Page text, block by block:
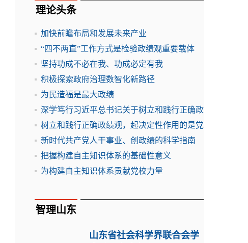
理论头条
加快前瞻布局和发展未来产业
“四不两直”工作方式是检验政绩观重要载体
坚持功成不必在我、功成必定有我
积极探索政府治理数智化新路径
为民造福是最大政绩
深学笃行习近平总书记关于树立和践行正确政
树立和践行正确政绩观，起决定性作用的是党
新时代共产党人干事业、创政绩的科学指南
把握构建自主知识体系的基础性意义
为构建自主知识体系贡献党校力量
智理山东
山东省社会科学界联合会学